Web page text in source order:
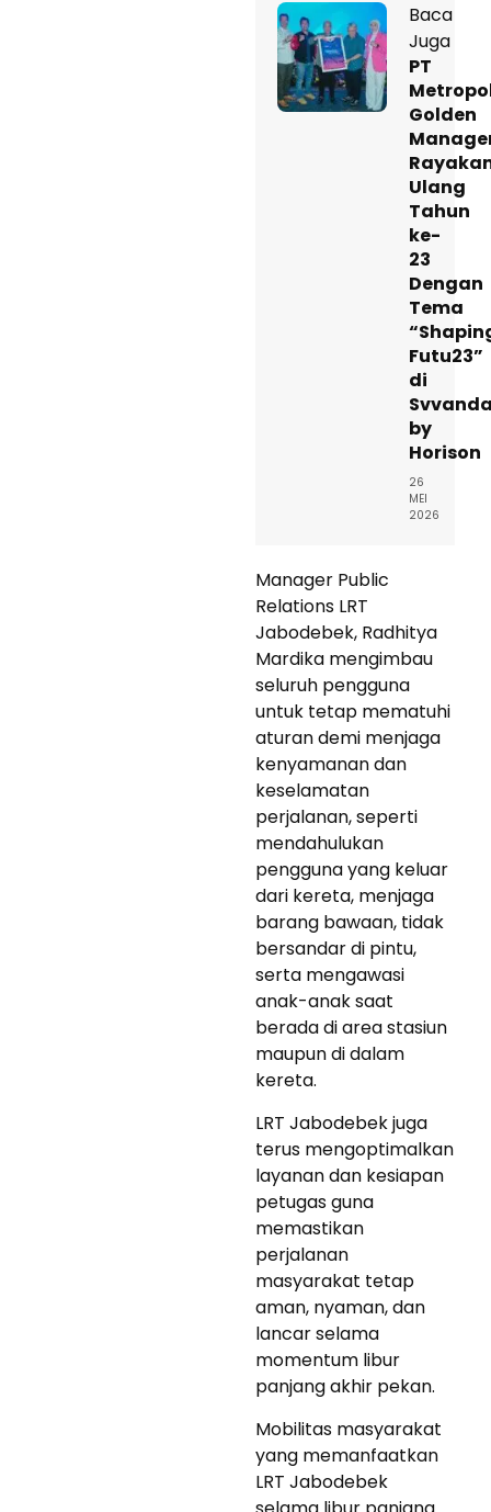
Baca
Juga
PT
Golden
Ulang
Tahun
ke-
23
Dengan
Tema
Futu23”
di
by
Horison
26
MEI
2026
Manager Public
Relations LRT
Jabodebek, Radhitya
Mardika mengimbau
seluruh pengguna
untuk tetap mematuhi
aturan demi menjaga
kenyamanan dan
keselamatan
perjalanan, seperti
mendahulukan
pengguna yang keluar
dari kereta, menjaga
barang bawaan, tidak
bersandar di pintu,
serta mengawasi
anak-anak saat
berada di area stasiun
maupun di dalam
kereta.
LRT Jabodebek juga
terus mengoptimalkan
layanan dan kesiapan
petugas guna
memastikan
perjalanan
masyarakat tetap
aman, nyaman, dan
lancar selama
momentum libur
panjang akhir pekan.
Mobilitas masyarakat
yang memanfaatkan
LRT Jabodebek